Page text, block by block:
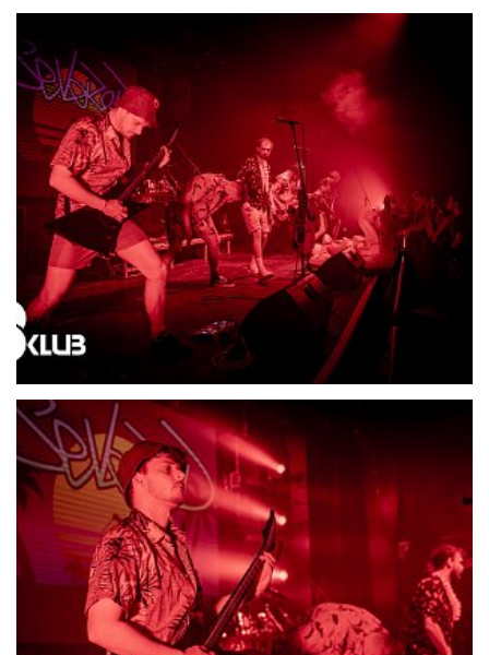
21690-DSC06506
21691-DSC06510